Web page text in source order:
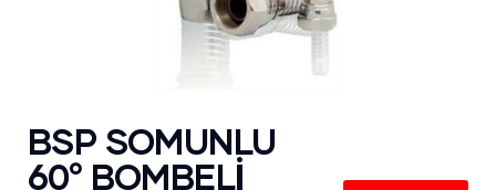
BSP SOMUNLU
60° BOMBELİ